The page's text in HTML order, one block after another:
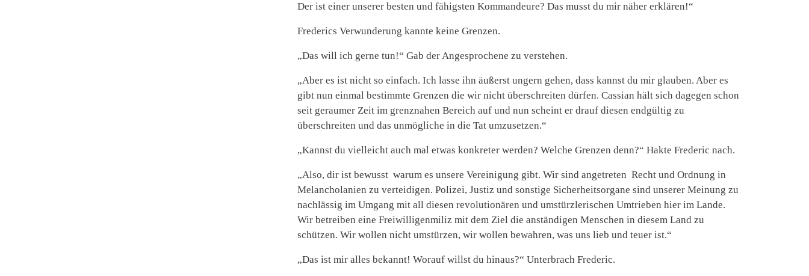
Der ist einer unserer besten und fähigsten Kommandeure? Das musst du mir näher erklären!“
Frederics Verwunderung kannte keine Grenzen.
„Das will ich gerne tun!“ Gab der Angesprochene zu verstehen.
„Aber es ist nicht so einfach. Ich lasse ihn äußerst ungern gehen, dass kannst du mir glauben. Aber es
gibt nun einmal bestimmte Grenzen die wir nicht überschreiten dürfen. Cassian hält sich dagegen schon
seit geraumer Zeit im grenznahen Bereich auf und nun scheint er drauf diesen endgültig zu
überschreiten und das unmögliche in die Tat umzusetzen.“
„Kannst du vielleicht auch mal etwas konkreter werden? Welche Grenzen denn?“ Hakte Frederic nach.
„Also, dir ist bewusst warum es unsere Vereinigung gibt. Wir sind angetreten Recht und Ordnung in
Melancholanien zu verteidigen. Polizei, Justiz und sonstige Sicherheitsorgane sind unserer Meinung zu
nachlässig im Umgang mit all diesen revolutionären und umstürzlerischen Umtrieben hier im Lande.
Wir betreiben eine Freiwilligenmiliz mit dem Ziel die anständigen Menschen in diesem Land zu
schützen. Wir wollen nicht umstürzen, wir wollen bewahren, was uns lieb und teuer ist.“
„Das ist mir alles bekannt! Worauf willst du hinaus?“ Unterbrach Frederic.